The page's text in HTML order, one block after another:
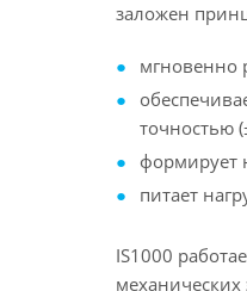
заложен
мгновенно
точностью
формирует
питает
IS1000
механических